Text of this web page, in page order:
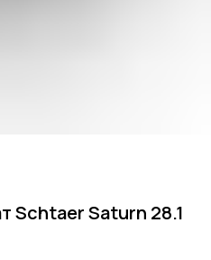
Schtaer Saturn 28.1